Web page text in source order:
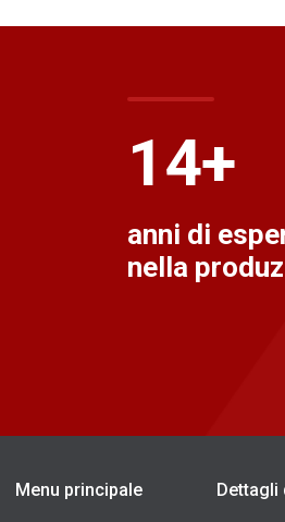
15+
anni di
nella
Menu principale Dettagli